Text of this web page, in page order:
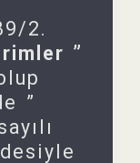
2.
”
”